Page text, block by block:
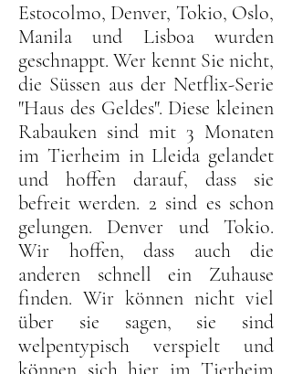
Estocolmo, Denver, Tokio, Oslo,
Manila und Lisboa wurden
geschnappt. Wer kennt Sie nicht,
die Süssen aus der Netflix-Serie
"Haus des Geldes". Diese kleinen
Rabauken sind mit 3 Monaten
im Tierheim in Lleida gelandet
und hoffen darauf, dass sie
befreit werden. 2 sind es schon
gelungen. Denver und Tokio.
Wir hoffen, dass auch die
anderen schnell ein Zuhause
finden. Wir können nicht viel
über sie sagen, sie sind
welpentypisch verspielt und